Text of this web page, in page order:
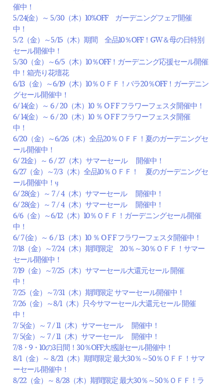
催中！
5/24(金）～ 5/30（木）10%OFF ガーデニングフェア開催
中！
5/2（金）～5/15（木）期間 全品10％OFF！GW＆母の日特別
セール開催中！
5/30（金）～6/5（木）10％OFF！ガーデニング応援セール開催
中！箱売り花壇花
6/13（金）～6/19（木）10％ＯＦＦ！バラ20％OFF！ガーデニン
グセール開催中！
6/ 14(金）～ 6 / 20（木）10 ％ O F F フラワーフェスタ開催中！
6/ 14(金）～ 6 / 20（木）10 ％ O F F フラワーフェスタ開催
中！
6/20（金）～6/26（木）全品20％ＯＦＦ！夏のガーデニングセ
ール開催中！
6/ 21金）～ 6 / 27（木）サマーセール 開催中！
6/27（金）～7/3（木）全品10％ＯＦＦ！ 夏のガーデニングセ
ール開催中！ӌ
6/ 28(金）～ 7 / 4（木）サマーセール 開催中！
6/ 28(金）～ 7 / 4（木）サマーセール 開催中！
6/6（金）～6/12（木）10％ＯＦＦ！ガーデニングセール開催
中！
6/ 7 (金）～ 6 / 13（木）10 ％ O F F フラワーフェスタ開催中！
7/18（金）～7/24（木）期間限定 20％～30％ＯＦＦ！サマー
セール開催中！
7/19（金）～7/25（木）サマーセール大還元セール 開催
中！
7/25（金）～7/31（木）期間限定 サマーセール開催中！
7/26（金）～8/1（木）只今サマーセール大還元セール 開催
中！
7/ 5(金）～ 7 / 11（木）サマーセール 開催中！
7/ 5(金）～ 7 / 11（木）サマーセール 開催中！
7/8・9・10の3日間！30％OFF大感謝セール開催中！
8/1（金）～ 8/21（木）期間限定 最大30％～50％ＯＦＦ！サマ
ーセール開催中！
8/22（金）～ 8/28（木）期間限定 最大30％～50％ＯＦＦ！ラ